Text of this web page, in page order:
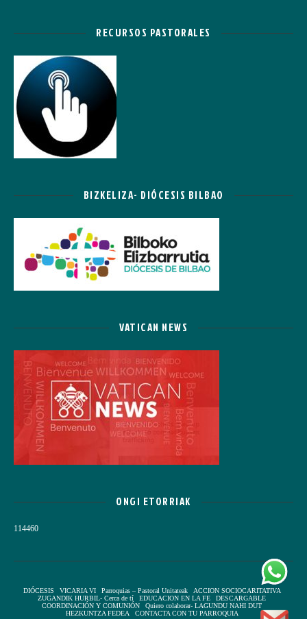
RECURSOS PASTORALES
BIZKELIZA- DIÓCESIS BILBAO
VATICAN NEWS
ONGI ETORRIAK
114460
DIÓCESIS VICARIA VI Parroquias – Pastoral Unitateak
ACCION SOCIOCARITATIVA
ZUGANDIK HURBIL- Cerca de tí
EDUCACION EN LA FE
DESCARGABLE
COORDINACIÓN Y COMUNIÓN
Quiero colaborar- LAGUNDU NAHI DUT
HEZKUNTZA FEDEA
CONTACTA CON TU PARROQUIA